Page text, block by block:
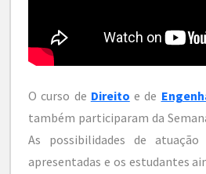
O curso de Direito e de
também participaram da
As possibilidades de
apresentadas e os estudantes